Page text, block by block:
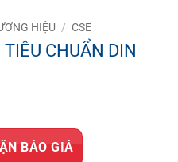
HIỆU / CSE
CHUẨN DIN
BÁO GIÁ